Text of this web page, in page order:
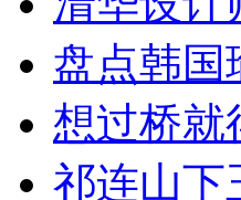
盘点韩国
想过桥就
祁连山下